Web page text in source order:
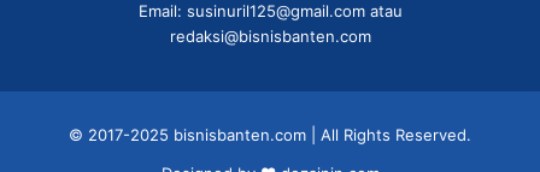
Email: susinuril125@gmail.com atau
redaksi@bisnisbanten.com
© 2017-2025 bisnisbanten.com | All Rights Reserved.